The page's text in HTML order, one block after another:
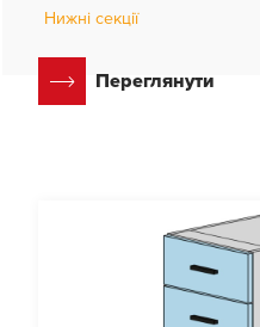
Нижні секції
Переглянути